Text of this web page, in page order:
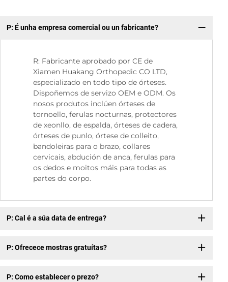
P: É unha empresa comercial ou un fabricante?
R: Fabricante aprobado por CE de
Xiamen Huakang Orthopedic CO LTD,
especializado en todo tipo de órteses.
Dispoñemos de servizo OEM e ODM. Os
nosos produtos inclúen órteses de
tornoello, ferulas nocturnas, protectores
de xeonllo, de espalda, órteses de cadera,
órteses de punlo, órtese de colleito,
bandoleiras para o brazo, collares
cervicais, abdución de anca, ferulas para
os dedos e moitos máis para todas as
partes do corpo.
P: Cal é a súa data de entrega?
P: Ofrecece mostras gratuítas?
P: Como establecer o prezo?